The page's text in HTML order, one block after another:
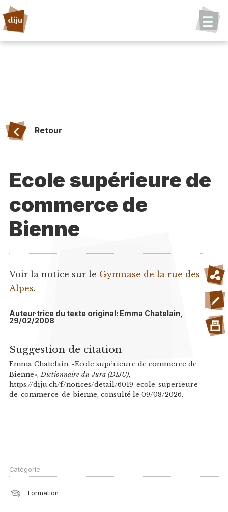
Retour
Ecole supérieure de
commerce de
Bienne
Voir la notice sur le Gymnase de la rue des
Alpes.
Auteur·trice du texte original: Emma Chatelain,
29/02/2008
Suggestion de citation
Emma Chatelain, «Ecole supérieure de commerce de
Bienne», Dictionnaire du Jura (DIJU),
https://diju.ch/f/notices/detail/6019-ecole-superieure-
de-commerce-de-bienne, consulté le 09/08/2026.
Catégorie
Formation